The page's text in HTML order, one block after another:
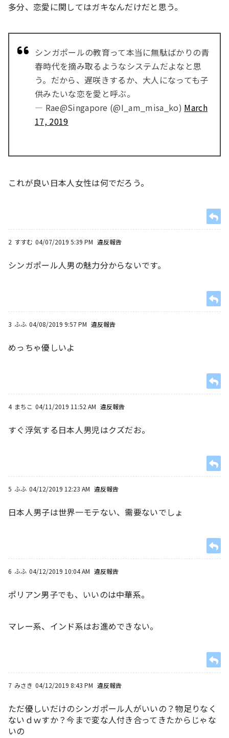
多分、恋愛に関してはガキなんだけだと思う。
シンガポールの教育って本当に無駄ばかりの青
春時代を摘み取るようなシステムだよなと思
う。だから、遅咲きするか、大人になっても子
供みたいな恋を愛と呼ぶ。
— Rae@Singapore (@I_am_misa_ko) March
17, 2019
これが良い日本人女性は何でだろう。
2 すすむ 04/07/2019 5:39 PM 違反報告
シンガポール人男の魅力分からないです。
3 ふふ 04/08/2019 9:57 PM 違反報告
めっちゃ優しいよ
4 まちこ 04/11/2019 11:52 AM 違反報告
すぐ浮気する日本人男児はクズだお。
5 ふふ 04/12/2019 12:23 AM 違反報告
日本人男子は世界一モテない、需要ないでしょ
6 ふふ 04/12/2019 10:04 AM 違反報告
ポリアン男子でも、いいのは中華系。
マレー系、インド系はお進めできない。
7 みさき 04/12/2019 8:43 PM 違反報告
ただ優しいだけのシンガポール人がいいの？物足りなく
ないｄｗすか？今まで変な人付き合ってきたからじゃな
いの